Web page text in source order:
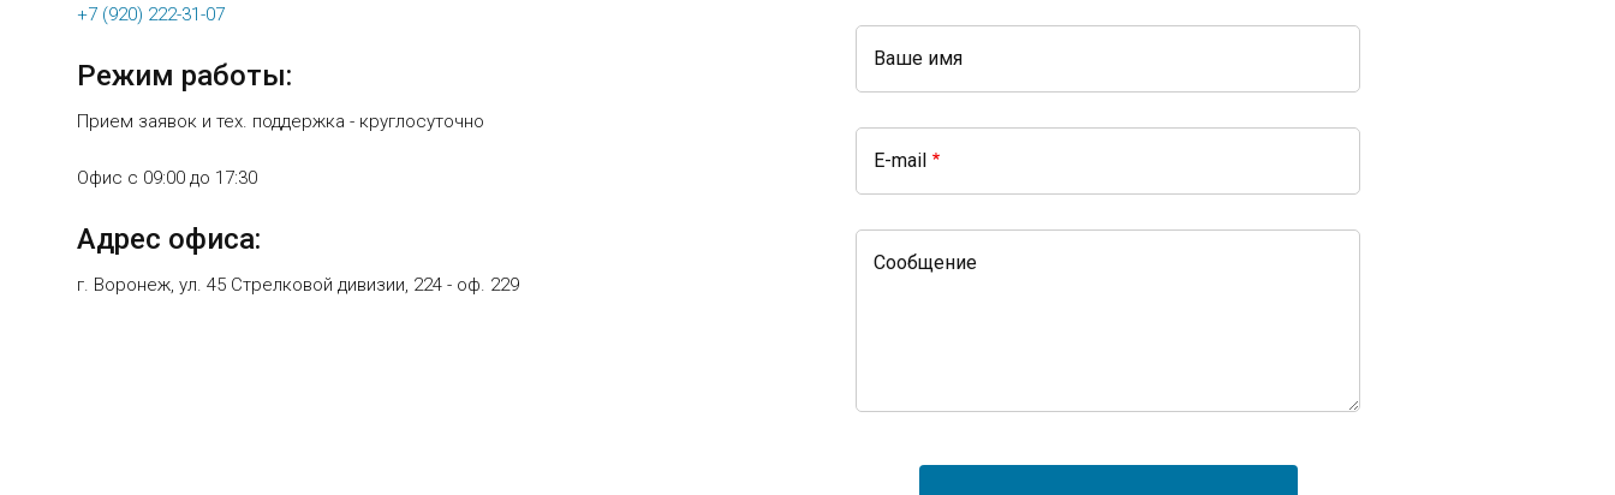
+7 (920) 222-31-07
Режим работы:
Прием заявок и тех. поддержка - круглосуточно
Офис с 09:00 до 17:30
Адрес офиса:
г. Воронеж, ул. 45 Стрелковой дивизии, 224 - оф. 229
Ваше имя
E-mail
Сообщение